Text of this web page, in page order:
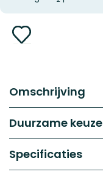
gallerij
naar
de
afbeeldingen-
Omschrijving
Duurzame keuze
Specificaties